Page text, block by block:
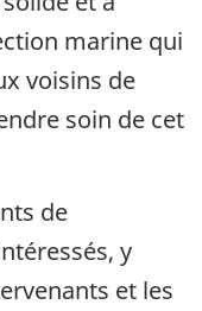
marine qui
voisins de
soin de cet
de
y
et les